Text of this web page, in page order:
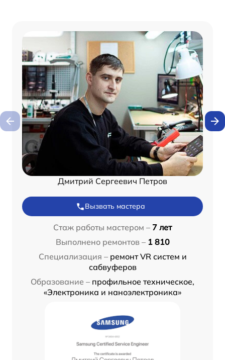
Дмитрий Сергеевич Петров
Вызвать мастера
Стаж работы мастером – 7 лет
Выполнено ремонтов – 1 810
Специализация – ремонт VR систем и
сабвуферов
Образование – профильное техническое,
«Электроника и наноэлектроника»